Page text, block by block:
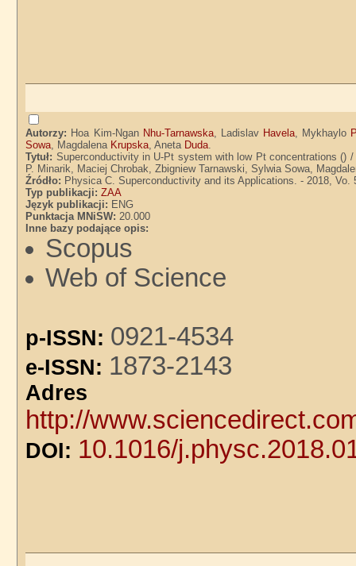
Autorzy: Hoa Kim-Ngan Nhu-Tarnawska, Ladislav Havela, Mykhaylo
Sowa, Magdalena Krupska, Aneta Duda.
Tytuł: Superconductivity in U-Pt system with low Pt concentrations ()
P. Minarik, Maciej Chrobak, Zbigniew Tarnawski, Sylwia Sowa,
Źródło: Physica C. Superconductivity and its Applications. - 2018, Vo.
Typ publikacji:ZAA
Język publikacji: ENG
Punktacja MNiSW:20.000
Inne bazy podające opis:
Scopus
Web of Science
p-ISSN: 0921-4534
e-ISSN: 1873-2143
http://
DOI: 10.1016/